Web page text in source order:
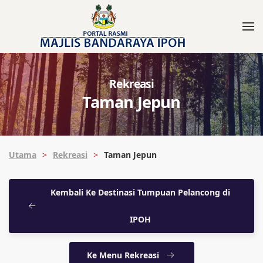
Rekreasi
Taman Jepun
Utama Rekreasi Taman Jepun
Kembali Ke Destinasi Tumpuan Pelancong di
IPOH
Ke Menu Rekreasi